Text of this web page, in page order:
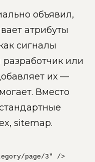
объявил,
атрибуты
сигналы
или
их —
Вместо
sitemap.
page/3" />